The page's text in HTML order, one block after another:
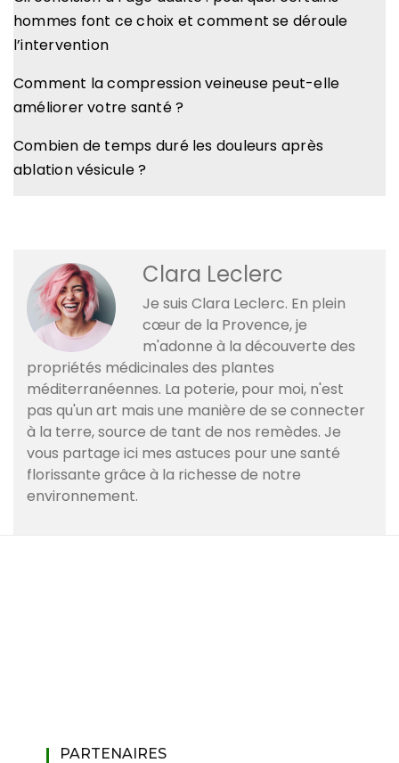
hommes font ce choix et comment se déroule
l’intervention
Comment la compression veineuse peut-elle
améliorer votre santé ?
Combien de temps duré les douleurs après
ablation vésicule ?
Clara Leclerc
Je suis Clara Leclerc. En plein
cœur de la Provence, je
m'adonne à la découverte des
propriétés médicinales des plantes
méditerranéennes. La poterie, pour moi, n'est
pas qu'un art mais une manière de se connecter
à la terre, source de tant de nos remèdes. Je
vous partage ici mes astuces pour une santé
florissante grâce à la richesse de notre
environnement.
PARTENAIRES